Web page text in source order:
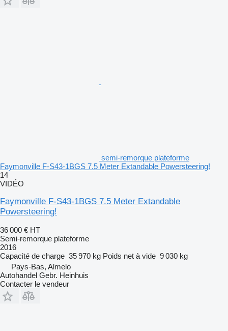
semi-remorque plateforme
Faymonville F-S43-1BGS 7.5 Meter Extandable Powersteering!
14
VIDÉO
Faymonville F-S43-1BGS 7.5 Meter Extandable
Powersteering!
36 000 € HT
Semi-remorque plateforme
2016
Capacité de charge 35 970 kg Poids net à vide 9 030 kg
Pays-Bas, Almelo
Autohandel Gebr. Heinhuis
Contacter le vendeur